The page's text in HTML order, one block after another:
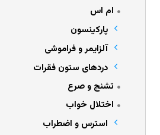
ام اس
پارکینسون
آلزایمر و فراموشی
دردهای ستون فقرات
تشنج و صرع
اختلال خواب
استرس و اضطراب